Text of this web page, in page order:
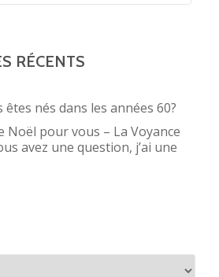
RÉCENTS
êtes nés dans les années 60?
Noël pour vous – La Voyance
avez une question, j’ai une